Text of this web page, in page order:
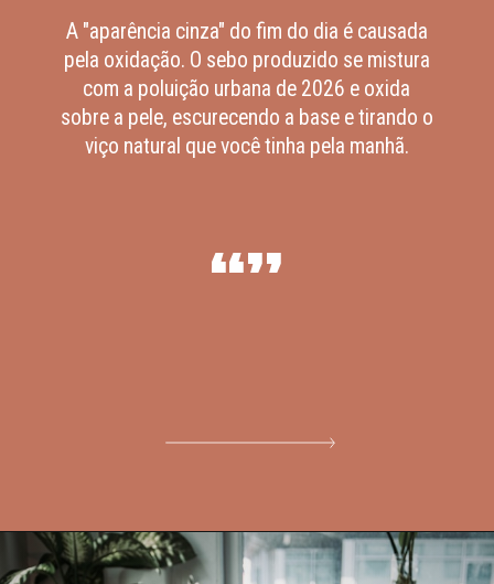
“”
A "aparência cinza" do fim do dia é causada
pela oxidação. O sebo produzido se mistura
com a poluição urbana de 2026 e oxida
sobre a pele, escurecendo a base e tirando o
viço natural que você tinha pela manhã.